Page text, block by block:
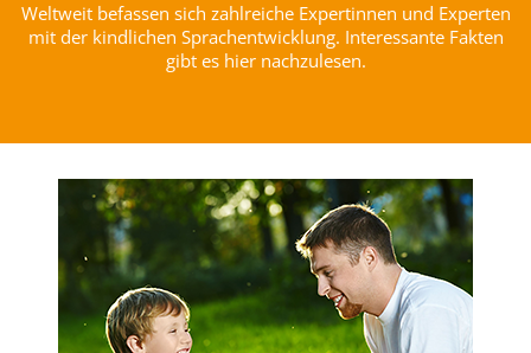
Weltweit befassen sich zahlreiche Expertinnen und Experten
mit der kindlichen Sprachentwicklung. Interessante Fakten
gibt es hier nachzulesen.